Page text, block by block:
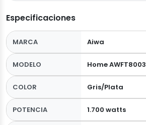
Especificaciones
MARCA Aiwa
MODELO Home AWFT8003
COLOR Gris/Plata
POTENCIA 1.700 watts